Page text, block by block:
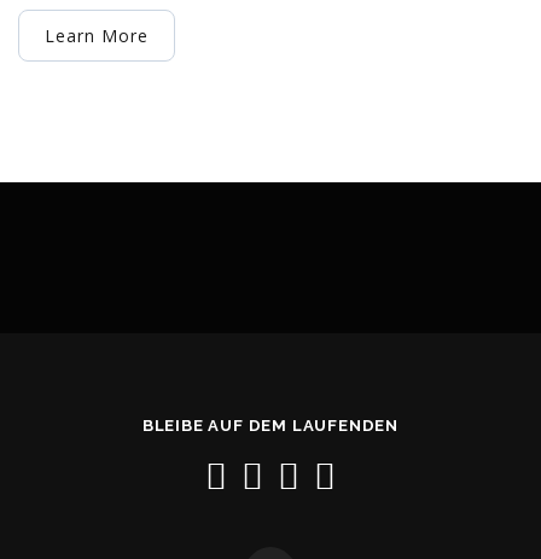
Learn More
BLEIBE AUF DEM LAUFENDEN